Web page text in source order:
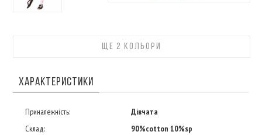
ЩЕ 2 КОЛЬОРИ
ХАРАКТЕРИСТИКИ
Приналежність:
Дівчата
Склад:
90%cotton 10%sp